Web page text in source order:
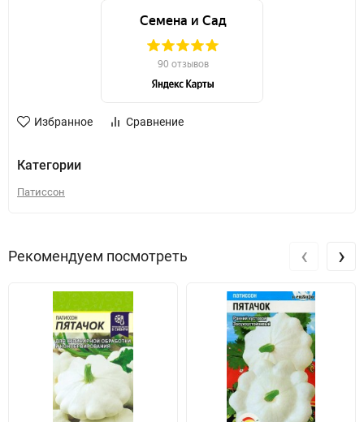
Избранное Сравнение
Категории
Патиссон
Рекомендуем посмотреть ‹ ›